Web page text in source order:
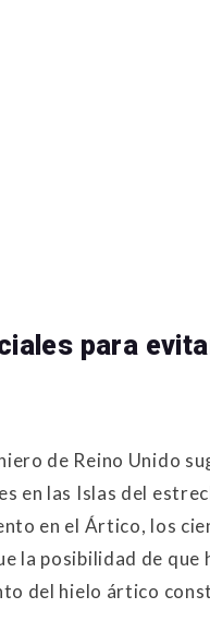
para
de Reino Unido
en las Islas del
en el Ártico, los
la posibilidad de que
del hielo ártico